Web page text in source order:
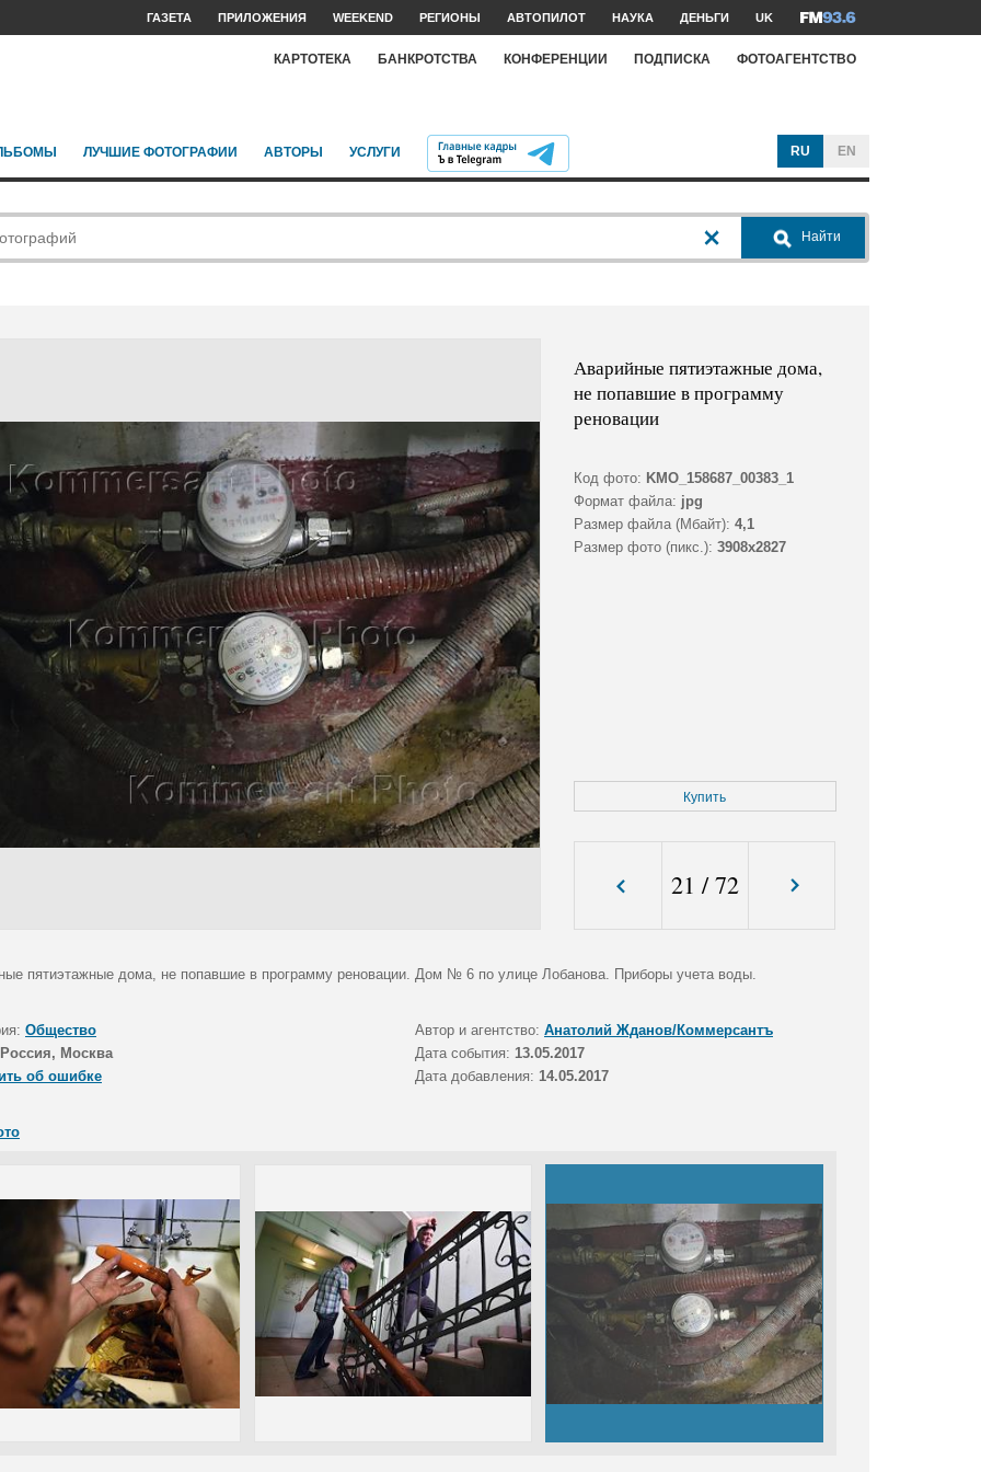
ГАЗЕТА ПРИЛОЖЕНИЯ WEEKEND РЕГИОНЫ АВТОПИЛОТ НАУКА ДЕНЬГИ UK
КАРТОТЕКА БАНКРОТСТВА КОНФЕРЕНЦИИ ПОДПИСКА ФОТОАГЕНТСТВО
ЛУЧШИЕ ФОТОГРАФИИ АВТОРЫ УСЛУГИ RU EN
Найти
Аварийные пятиэтажные дома,
не попавшие в программу
реновации
Код фото: KMO_158687_00383_1
Формат файла: jpg
Размер файла (Мбайт): 4,1
Размер фото (пикс.): 3908x2827
Купить
21 /72
пятиэтажные дома, не попавшие в программу реновации. Дом № 6 по улице Лобанова. Приборы учета воды.
Общество Автор и агентство: Анатолий Жданов/Коммерсантъ
Россия, Москва Дата события: 13.05.2017
об ошибке
Дата добавления: 14.05.2017